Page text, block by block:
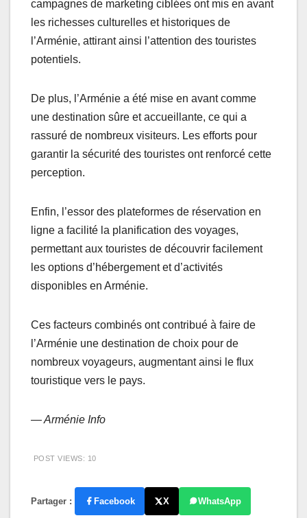
campagnes de marketing ciblées ont mis en avant
les richesses culturelles et historiques de
l’Arménie, attirant ainsi l’attention des touristes
potentiels.
De plus, l’Arménie a été mise en avant comme
une destination sûre et accueillante, ce qui a
rassuré de nombreux visiteurs. Les efforts pour
garantir la sécurité des touristes ont renforcé cette
perception.
Enfin, l’essor des plateformes de réservation en
ligne a facilité la planification des voyages,
permettant aux touristes de découvrir facilement
les options d’hébergement et d’activités
disponibles en Arménie.
Ces facteurs combinés ont contribué à faire de
l’Arménie une destination de choix pour de
nombreux voyageurs, augmentant ainsi le flux
touristique vers le pays.
— Arménie Info
POST VIEWS: 10
Partager : Facebook X WhatsApp